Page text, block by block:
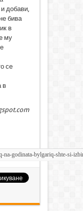
добави,
бива
в
му
се
в